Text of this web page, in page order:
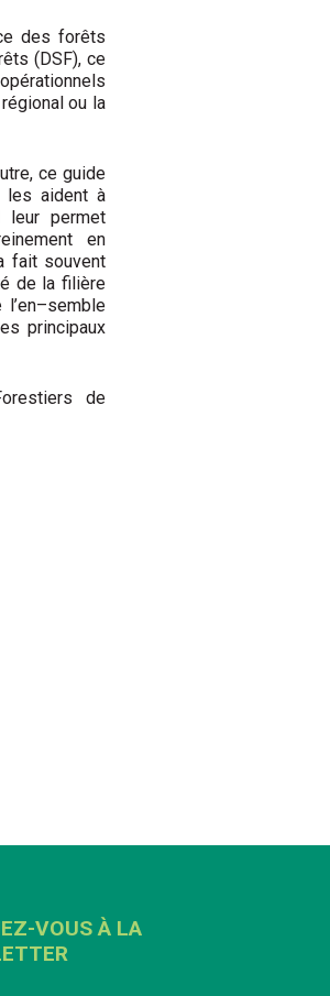
des forêts
(DSF), ce
ou la
ce guide
aident à
leur permet
en
fait souvent
de la filière
–semble
principaux
de
VOUS À LA